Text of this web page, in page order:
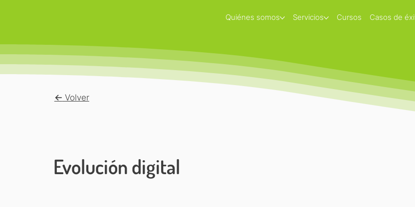
Quiénes somos Servicios Cursos Casos de
<- Volver
Evolución digital